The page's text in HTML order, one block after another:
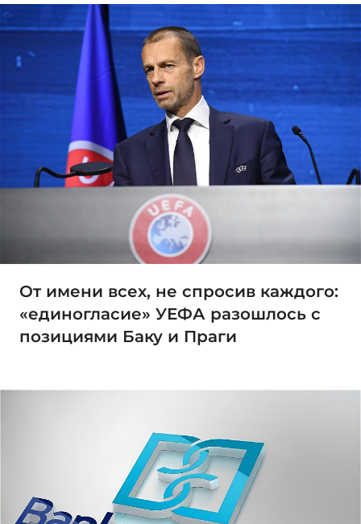
От имени всех, не спросив каждого:
«единогласие» УЕФА разошлось с
позициями Баку и Праги